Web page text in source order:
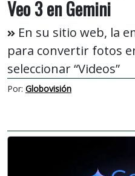
Veo 3 en Gemini
En su sitio web, la
para convertir fotos
seleccionar “Videos”
Por: Globovisión